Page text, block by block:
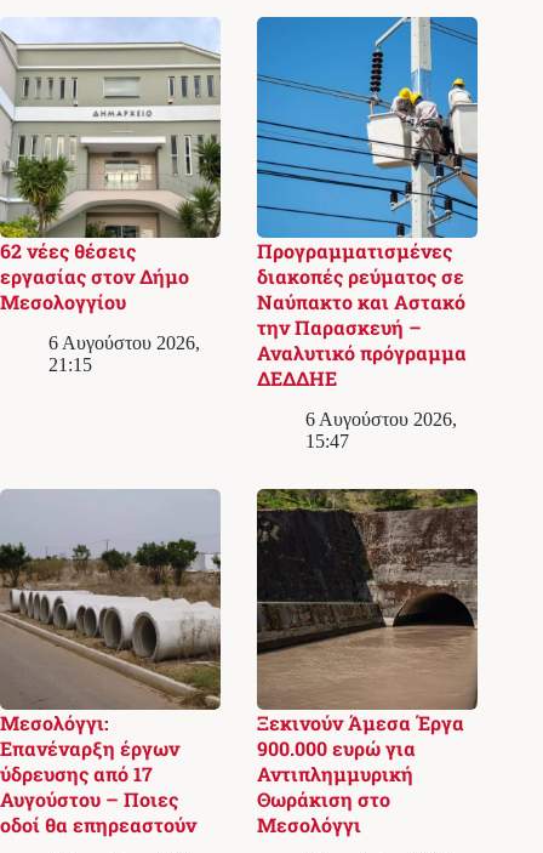
62 νέες θέσεις
εργασίας στον Δήμο
Μεσολογγίου
6 Αυγούστου 2026,
21:15
Προγραμματισμένες
διακοπές ρεύματος σε
Ναύπακτο και Αστακό
την Παρασκευή –
Αναλυτικό πρόγραμμα
ΔΕΔΔΗΕ
6 Αυγούστου 2026,
15:47
Μεσολόγγι:
Επανέναρξη έργων
ύδρευσης από 17
Αυγούστου – Ποιες
οδοί θα επηρεαστούν
Ξεκινούν Άμεσα Έργα
900.000 ευρώ για
Αντιπλημμυρική
Θωράκιση στο
Μεσολόγγι